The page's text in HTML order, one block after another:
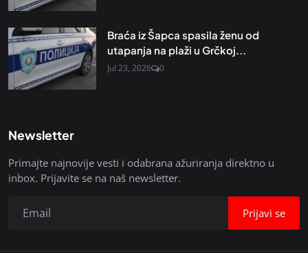
Braća iz Šapca spasila ženu od
utapanja na plaži u Grčkoj...
Jul 23, 2026 0
Newsletter
Primajte najnovije vesti i odabrana ažuriranja direktno u
inbox. Prijavite se na naš newsletter.
Prijavi se